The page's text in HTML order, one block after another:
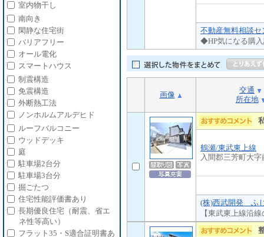
不動産無料相談
◆HP気になる購
画像
交通
所在地
鶴瀬/東武東上線
入間郡三芳町大字
(株)西武開発 ふ
【東武東上線沿
室内物干し
南向き
閑静な住宅街
バリアフリー
オール電化
スマートハウス
制震構造
免震構造
外断熱工法
ノンホルムアルデヒド
ルーフバルコニー
ウッドデッキ
庭
駐車場2台分
駐車場3台分
掘ごたつ
住宅性能評価書あり
長期優良住宅（耐震、省エ
ネ性等高い）
フラット35・S適合証明書あ